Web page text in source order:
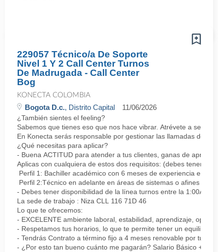
229057 Técnico/a De Soporte
Nivel 1 Y 2 Call Center Turnos
De Madrugada - Call Center
Bog
KONECTA COLOMBIA
Bogota D.c., Distrito Capital 11/06/2026
¿También sientes el feeling?
Sabemos que tienes eso que nos hace vibrar. Atrévete a ser
En Konecta serás responsable por gestionar las llamadas de
¿Qué necesitas para aplicar?
- Buena ACTITUD para atender a tus clientes, ganas de
Aplicas con cualquiera de estos dos requisitos: (debes tener
Perfil 1: Bachiller académico con 6 meses de experiencia en
Perfil 2:Técnico en adelante en áreas de sistemas o afines
- Debes tener disponibilidad de la línea turnos entre la 1:00AM
La sede de trabajo : Niza CLL 116 71D 46
Lo que te ofrecemos:
- EXCELENTE ambiente laboral, estabilidad, aprendizaje,
- Respetamos tus horarios, lo que te permite tener un equilibrio
- Tendrás Contrato a término fijo a 4 meses renovable por tu
- ¿Por esto tan bueno cuánto me pagarán? Salario Básico +